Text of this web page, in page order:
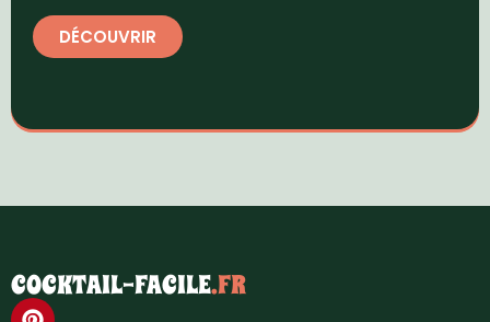
DÉCOUVRIR
COCKTAIL-FACILE.FR